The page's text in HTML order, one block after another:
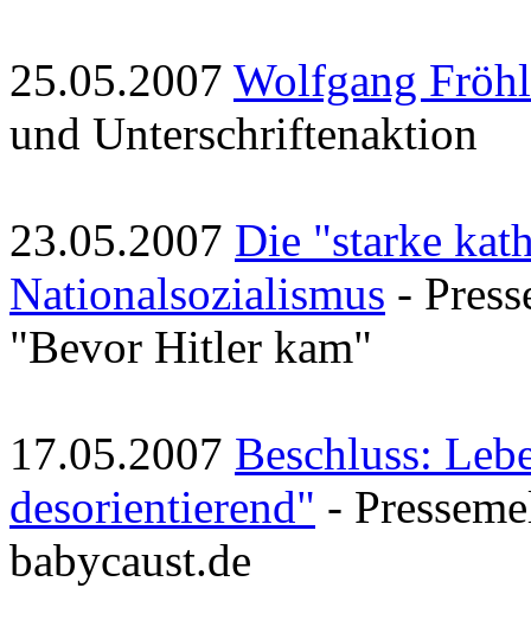
25.05.2007 Wolfgang
und Unterschriftenaktion
23.05.2007 Die "starke
Nationalsozialismus -
"Bevor Hitler kam"
17.05.2007 Beschluss:
desorientierend" -
babycaust.de